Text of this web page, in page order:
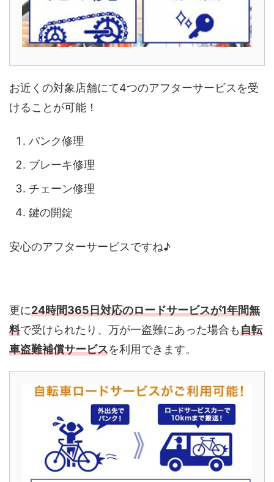
お近くの対象店舗にて4つのアフターサービスを受
けることが可能！
パンク修理
ブレーキ修理
チェーン修理
鍵の開錠
安心のアフターサービスですね♪
更に24時間365日対応のロードサービスが1年間無
料で受けられたり、万が一盗難にあった場合も自転
車盗難補償サービスを利用できます。